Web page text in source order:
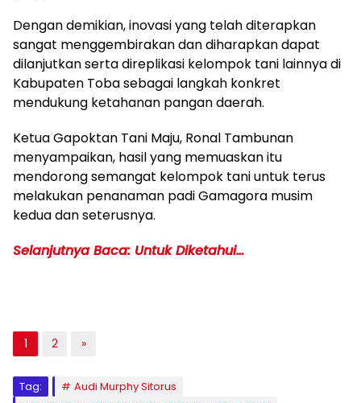
Dengan demikian, inovasi yang telah diterapkan
sangat menggembirakan dan diharapkan dapat
dilanjutkan serta direplikasi kelompok tani lainnya di
Kabupaten Toba sebagai langkah konkret
mendukung ketahanan pangan daerah.
Ketua Gapoktan Tani Maju, Ronal Tambunan
menyampaikan, hasil yang memuaskan itu
mendorong semangat kelompok tani untuk terus
melakukan penanaman padi Gamagora musim
kedua dan seterusnya.
Selanjutnya Baca: Untuk Diketahui…
1 2 »
Tag:
Audi Murphy Sitorus